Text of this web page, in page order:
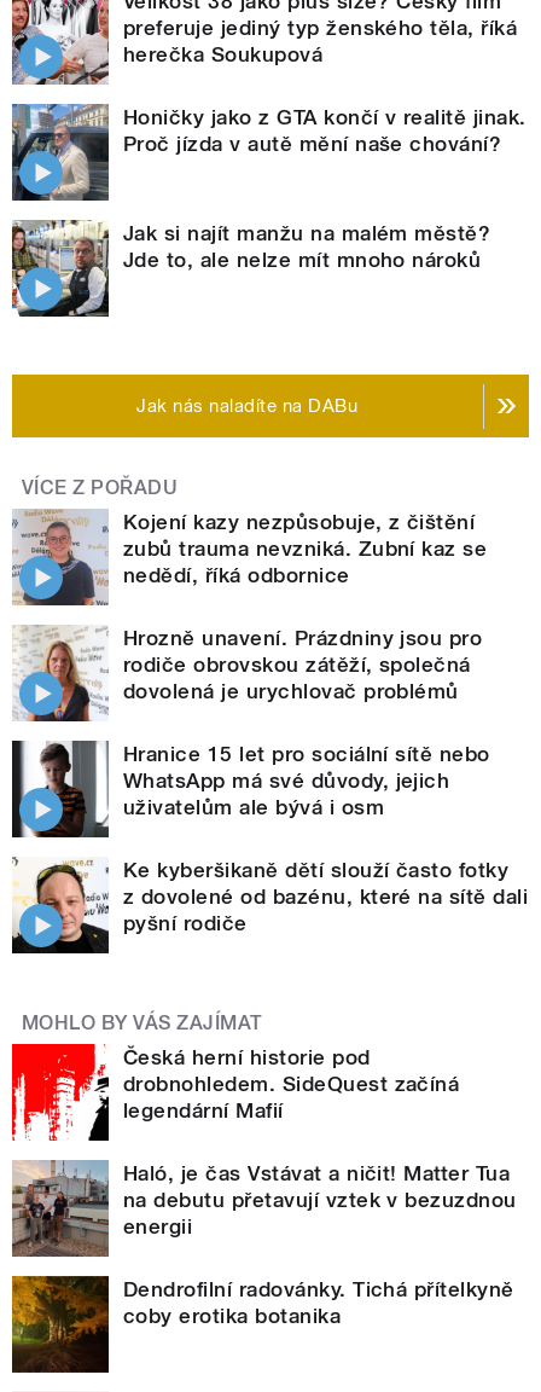
preferuje jediný typ ženského těla, říká
herečka Soukupová
Honičky jako z GTA končí v realitě jinak.
Proč jízda v autě mění naše chování?
Jak si najít manžu na malém městě?
Jde to, ale nelze mít mnoho nároků
Jak nás naladíte na DABu
VÍCE Z POŘADU
Kojení kazy nezpůsobuje, z čištění
zubů trauma nevzniká. Zubní kaz se
nedědí, říká odbornice
Hrozně unavení. Prázdniny jsou pro
rodiče obrovskou zátěží, společná
dovolená je urychlovač problémů
Hranice 15 let pro sociální sítě nebo
WhatsApp má své důvody, jejich
uživatelům ale bývá i osm
Ke kyberšikaně dětí slouží často fotky
z dovolené od bazénu, které na sítě dali
pyšní rodiče
MOHLO BY VÁS ZAJÍMAT
Česká herní historie pod
drobnohledem. SideQuest začíná
legendární Mafií
Haló, je čas Vstávat a ničit! Matter Tua
na debutu přetavují vztek v bezuzdnou
energii
Dendrofilní radovánky. Tichá přítelkyně
coby erotika botanika